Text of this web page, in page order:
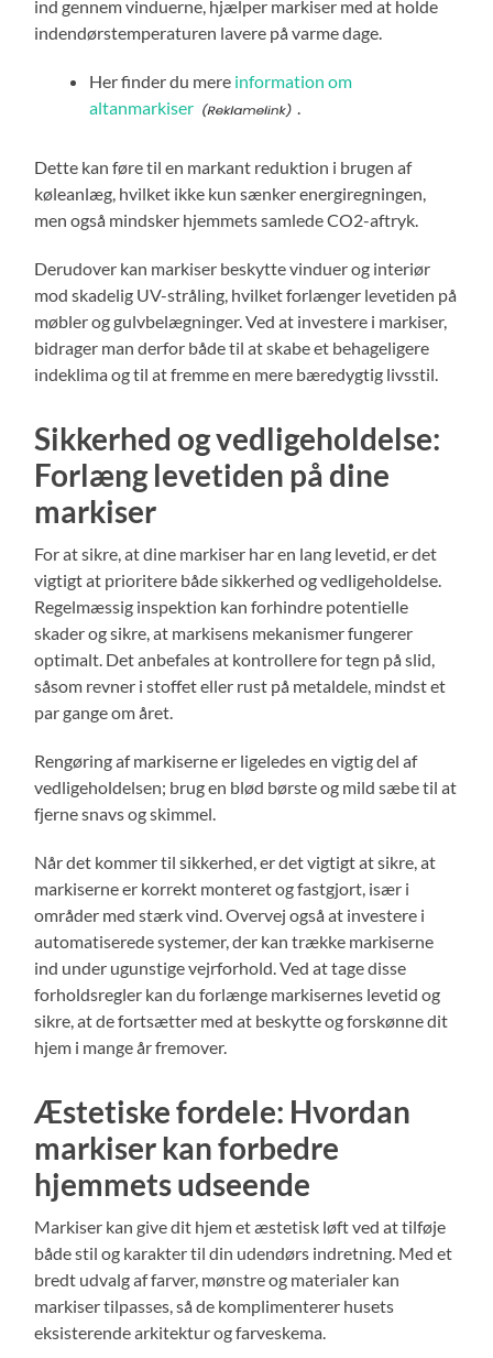
ind gennem vinduerne, hjælper markiser med at holde
indendørstemperaturen lavere på varme dage.
Her finder du mere information om
altanmarkiser
Dette kan føre til en markant reduktion i brugen af
køleanlæg, hvilket ikke kun sænker energiregningen,
men også mindsker hjemmets samlede CO2-aftryk.
Derudover kan markiser beskytte vinduer og interiør
mod skadelig UV-stråling, hvilket forlænger levetiden på
møbler og gulvbelægninger. Ved at investere i markiser,
bidrager man derfor både til at skabe et behageligere
indeklima og til at fremme en mere bæredygtig livsstil.
Sikkerhed og vedligeholdelse:
Forlæng levetiden på dine
markiser
For at sikre, at dine markiser har en lang levetid, er det
vigtigt at prioritere både sikkerhed og vedligeholdelse.
Regelmæssig inspektion kan forhindre potentielle
skader og sikre, at markisens mekanismer fungerer
optimalt. Det anbefales at kontrollere for tegn på slid,
såsom revner i stoffet eller rust på metaldele, mindst et
par gange om året.
Rengøring af markiserne er ligeledes en vigtig del af
vedligeholdelsen; brug en blød børste og mild sæbe til at
fjerne snavs og skimmel.
Når det kommer til sikkerhed, er det vigtigt at sikre, at
markiserne er korrekt monteret og fastgjort, især i
områder med stærk vind. Overvej også at investere i
automatiserede systemer, der kan trække markiserne
ind under ugunstige vejrforhold. Ved at tage disse
forholdsregler kan du forlænge markisernes levetid og
sikre, at de fortsætter med at beskytte og forskønne dit
hjem i mange år fremover.
Æstetiske fordele: Hvordan
markiser kan forbedre
hjemmets udseende
Markiser kan give dit hjem et æstetisk løft ved at tilføje
både stil og karakter til din udendørs indretning. Med et
bredt udvalg af farver, mønstre og materialer kan
markiser tilpasses, så de komplimenterer husets
eksisterende arkitektur og farveskema.